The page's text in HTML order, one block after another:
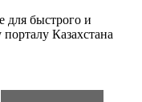
для быстрого и
Казахстана